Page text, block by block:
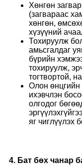
Хөнгөн
(загвараас
хөнгөн,
хүзүүний
Тохируулж
амьсгалдаг
бүрийн
тохируулж,
тогтвортой,
Олон өнцгийн
ихэвчлэн
олгодог
яг чиглүүлэх
4. Бат бөх чанар